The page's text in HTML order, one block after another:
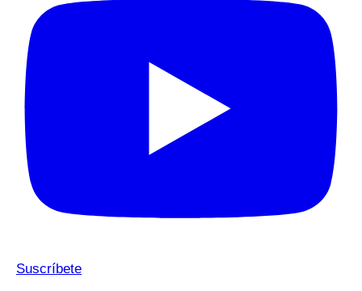
Suscríbete